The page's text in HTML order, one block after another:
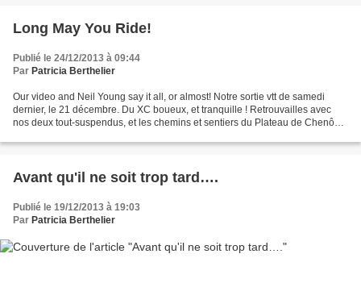
Long May You Ride!
Publié le 24/12/2013 à 09:44
Par Patricia Berthelier
Our video and Neil Young say it all, or almost! Notre sortie vtt de samedi
dernier, le 21 décembre. Du XC boueux, et tranquille ! Retrouvailles avec
nos deux tout-suspendus, et les chemins et sentiers du Plateau de Chenôve
Avant qu'il ne soit trop tard….
Publié le 19/12/2013 à 19:03
Par Patricia Berthelier